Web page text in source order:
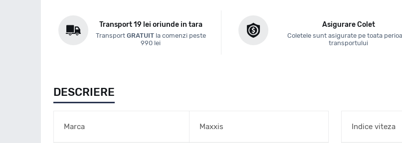
Transport 19 lei oriunde in tara
Transport GRATUITla comenzi peste
990 lei
Asigurare Colet
Coletele sunt asigurate pe toata
transportului
DESCRIERE
Marca Maxxis Indice viteza